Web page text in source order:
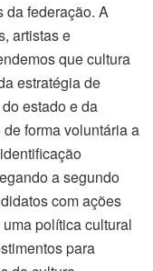
da federação. A
artistas e
que cultura
estratégia de
estado e da
forma voluntária a
a segundo
com ações
política cultural
para